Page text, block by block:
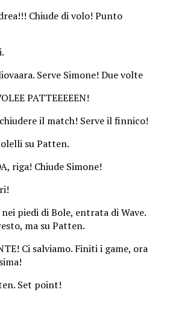
Chiude di volo! Punto
Serve Simone! Due volte
PATTEEEEEN!
il match! Serve il finnico!
su Patten.
riga! Chiude Simone!
piedi di Bole, entrata di Wave.
ma su Patten.
Ci salviamo. Finiti i game, ora
Set point!